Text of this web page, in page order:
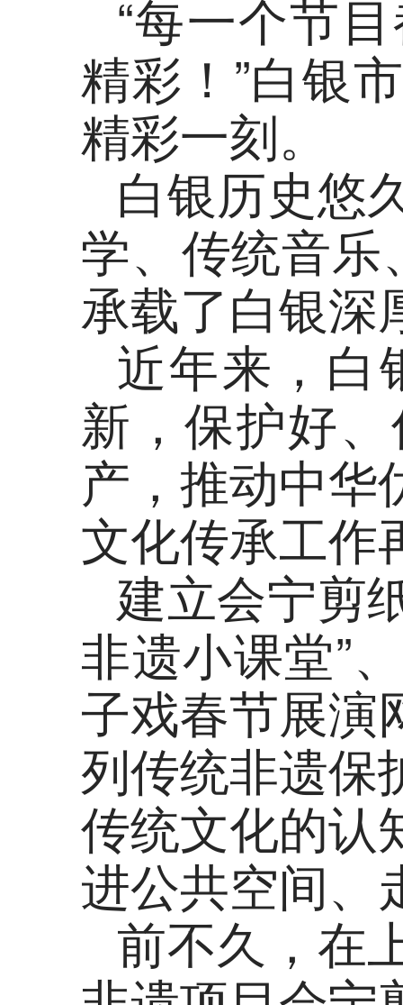
“每一个节
精彩！”白银
精彩一刻。
白银历史悠
学、传统音
承载了白银深
近年来，白
新，保护好
产，推动中华
文化传承工作
建立会宁剪
非遗小课堂”
子戏春节展
列传统非遗保
传统文化的认
进公共空间、
前不久，在